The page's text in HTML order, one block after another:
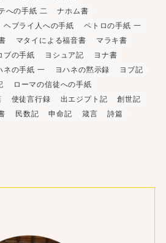
への手紙 二
ナホム書
ヘブライ人への手紙
ペトロの手紙 一
マタイによる福音書
マラキ書
ブの手紙 ヨシュア記
ヨナ書
ネの手紙 一 ヨハネの黙示録
ヨブ記
ローマの信徒への手紙
使徒言行録 出エジプト記
創世記
民数記 申命記 箴言 詩篇